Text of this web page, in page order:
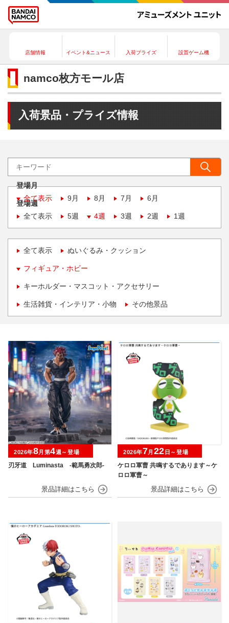
店舗情報 イベント&ニュース 入荷プライズ 設置ゲーム機
namco枚方モール店
入荷景品・プライズ情報
登場月
全て表示
9月 8月 7月 6月
登場週
全て表示
5週 4週 3週 2週 1週
全て表示 ぬいぐるみ・クッション
フィギュア・ホビー
キーホルダー・マスコット・アクセサリー
生活雑貨・インテリア・小物 その他景品
刃牙道 Luminasta ‐範馬勇次郎‐
2026年8月第4週～登場
ケロロ軍曹 共鳴するであります～ケ
ロロ軍曹～
2026年7月 22 日～登場